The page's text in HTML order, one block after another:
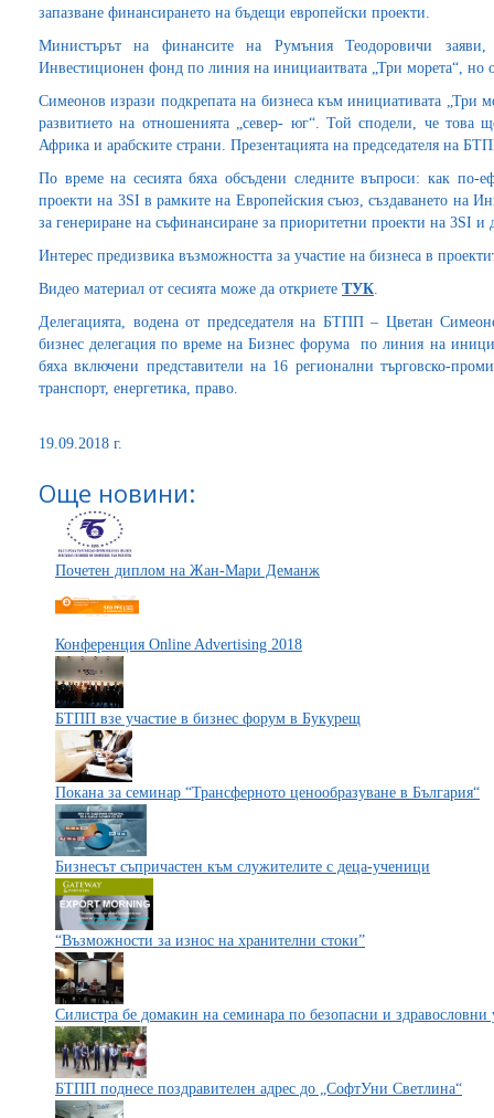
запазване финансирането на бъдещи европейски проекти.
Министърът на финансите на Румъния Теодоровичи заяви,
Инвестиционен фонд по линия на инициаитвата „Три морета“, но
Симеонов изрази подкрепата на бизнеса към инициативата „Три
развитието на отношенията „север- юг“. Той сподели, че това
Африка и арабските страни. Презентацията на председателя на
По време на сесията бяха обсъдени следните въпроси: как по-
проекти на 3SI в рамките на Европейския съюз, създаването на
за генериране на съфинансиране за приоритетни проекти на 3SI и
Интерес предизвика възможността за участие на бизнеса в
Видео материал от сесията може да откриете ТУК.
Делегацията, водена от председателя на БТПП – Цветан
бизнес делегация по време на Бизнес форума по линия на
бяха включени представители на 16 регионални търговско-
транспорт, енергетика, право.
19.09.2018 г.
Още новини:
Почетен диплом на Жан-Мари Деманж
Конференция Online Advertising 2018
БТПП взе участие в бизнес форум в Букурещ
Покана за семинар “Трансферното ценообразуване в България“
Бизнесът съпричастен към служителите с деца-ученици
“Възможности за износ на хранителни стоки”
Силистра бе домакин на семинара по безопасни и здравословни
БТПП поднесе поздравителен адрес до „СофтУни Светлина“